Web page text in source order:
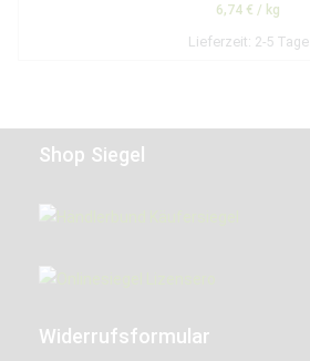
6,74 € / kg
Lieferzeit: 2-5 Tage
Shop Siegel
Widerrufsformular